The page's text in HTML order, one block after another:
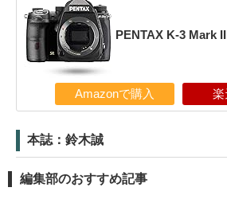
PENTAX K-3 Mark
Amazonで購入 楽
本誌：鈴木誠
編集部のおすすめ記事